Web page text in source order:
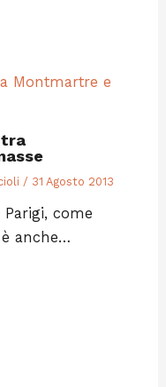
tra
/ 31 Agosto 2013
come
anche…